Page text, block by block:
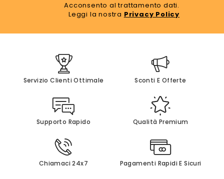
Acconsento al trattamento dati.
Leggi la nostra Privacy Policy
Servizio Clienti Ottimale Sconti E Offerte
Supporto Rapido Qualità Premium
Chiamaci 24x7 Pagamenti Rapidi E Sicuri